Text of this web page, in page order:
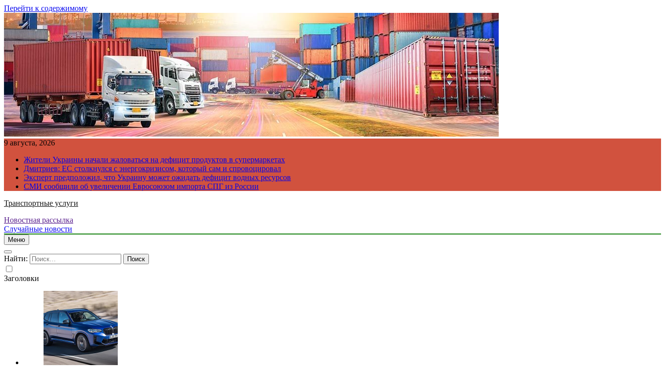
Перейти к содержимому
9 августа, 2026
Жители Украины начали жаловаться на дефицит продуктов в супермаркетах
Дмитриев: ЕС столкнулся с энергокризисом, который сам и спровоцировал
Эксперт предположил, что Украину может ожидать дефицит водных ресурсов
СМИ сообщили об увеличении Евросоюзом импорта СПГ из России
Транспортные услуги
Новостная рассылка
Случайные новости
Меню
Найти:
Заголовки